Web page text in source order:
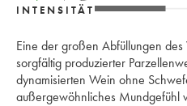
INTENSITÄT
Eine der großen Abfüllungen
sorgfältig produzierter
dynamisierten Wein ohne
außergewöhnliches Mundgefühl